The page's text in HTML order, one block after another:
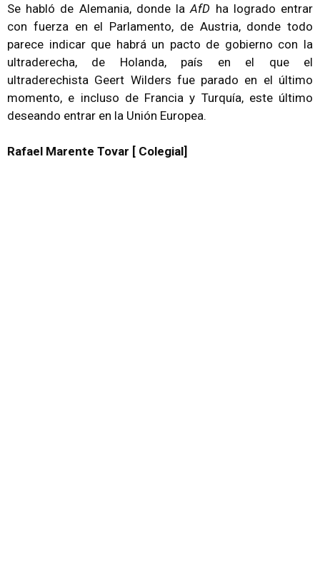
Se habló de Alemania, donde laAfD ha logrado entrar
con fuerza en el Parlamento, de Austria, donde todo
parece indicar que habrá un pacto de gobierno con la
ultraderecha, de Holanda, país en el que el
ultraderechista Geert Wilders fue parado en el último
momento, e incluso de Francia y Turquía, este último
deseando entrar en la Unión Europea.
Rafael Marente Tovar [ Colegial]